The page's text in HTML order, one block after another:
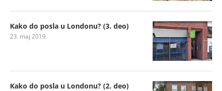
Kako do posla u Londonu? (3. deo)
23. maj 2019.
Kako do posla u Londonu? (2. deo)